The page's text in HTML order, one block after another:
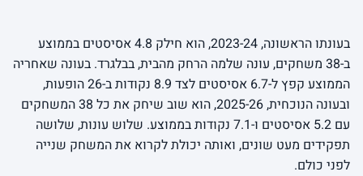
בעונתו הראשונה, 2023-24, הוא חילק 4.8 אסיסטים בממוצע
ב-38 משחקים, עונה שלמה הרחק מהבית, בבלגרד. בעונה שאחריה
הממוצע קפץ ל-6.7 אסיסטים לצד 8.9 נקודות ב-26 הופעות,
ובעונה הנוכחית, 2025-26, הוא שוב שיחק את כל 38 המשחקים
עם 5.2 אסיסטים ו-7.1 נקודות בממוצע. שלוש עונות, שלושה
תפקידים מעט שונים, ואותה יכולת לקרוא את המשחק שנייה
לפני כולם.